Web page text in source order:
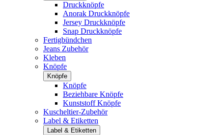
Druckknöpfe
Anorak Druckknöpfe
Jersey Druckknöpfe
Snap Druckknöpfe
Fertigbündchen
Jeans Zubehör
Kleben
Knöpfe
Knöpfe
Knöpfe
Beziehbare Knöpfe
Kunststoff Knöpfe
Kuscheltier-Zubehör
Label & Etiketten
Label & Etiketten